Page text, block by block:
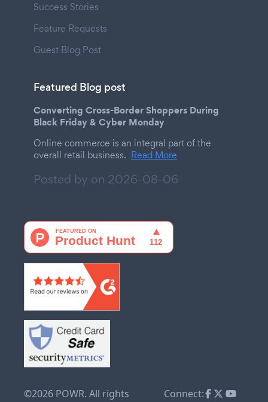
Success Stories
Feature Requests
Guest Blog Post
Featured Blog post
Converting Cross-Border Shoppers During
Black Friday & Cyber Monday
Online commerce is an integral part of the
overall retail business. Read More
Posted by on 2026-08-06
©2026 POWR. All rights
Connect: